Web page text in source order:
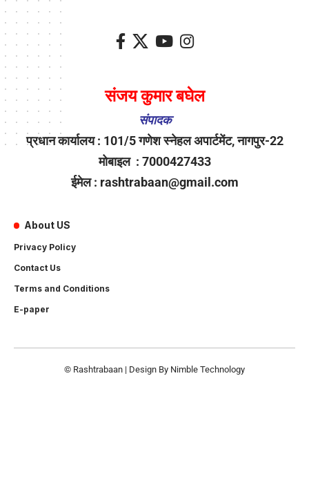
संजय कुमार बघेल
संपादक
प्रधान कार्यालय : 101/5 गणेश स्नेहल अपार्टमेंट, नागपुर-22
मोबाइल : 7000427433
ईमेल : rashtrabaan@gmail.com
About US
Privacy Policy
Contact Us
Terms and Conditions
E-paper
© Rashtrabaan | Design By Nimble Technology